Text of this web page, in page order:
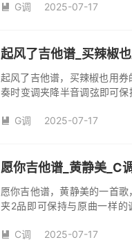
汪峰创作并演唱的歌曲，收
 G调 2025-07-17
起风了吉他谱_买辣椒
起风了吉他谱，买辣椒也用
奏时变调夹降半音调弦即可
域部分，原曲太高，大部分
版，略难一点，但是多加练习
 G调 2025-07-17
愿你吉他谱_黄静美_C
愿你吉他谱，黄静美的一首
夹2品即可保持与原曲一样的
 C调 2025-07-17